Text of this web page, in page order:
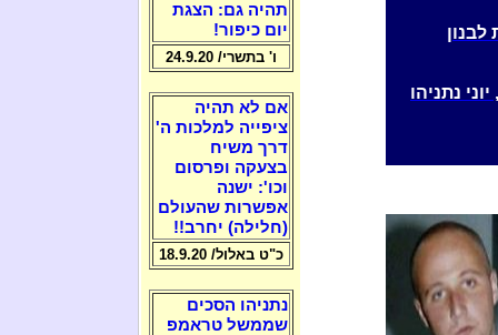
נתניהו
תהיה גם: הצגת
יום כיפור!
ו' בתשרי/ 24.9.20
אם לא תהיה
ציפייה למלכות ה'
דרך משיח
בצעקה ופרסום
וכו': ישנה
אפשרות שהעולם
(חלילה) יחרב!!
כ"ט באלול/ 18.9.20
נתניהו הסכים
שממשל טראמפ